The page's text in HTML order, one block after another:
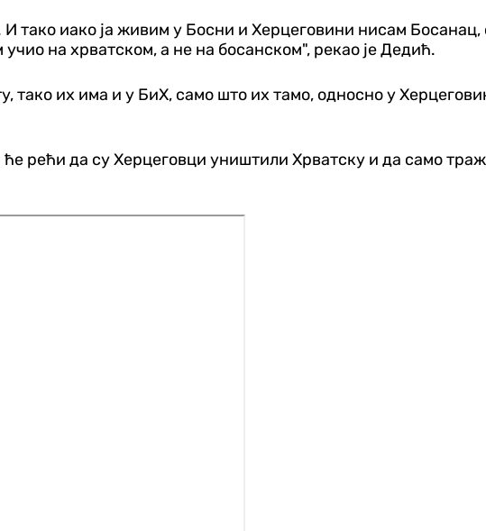
тако иако ја живим у Босни и Херцеговини нисам
на хрватском, а не на босанском", рекао је Дедић.
тако их има и у БиХ, само што их тамо, односно у
рећи да су Херцеговци уништили Хрватску и да само